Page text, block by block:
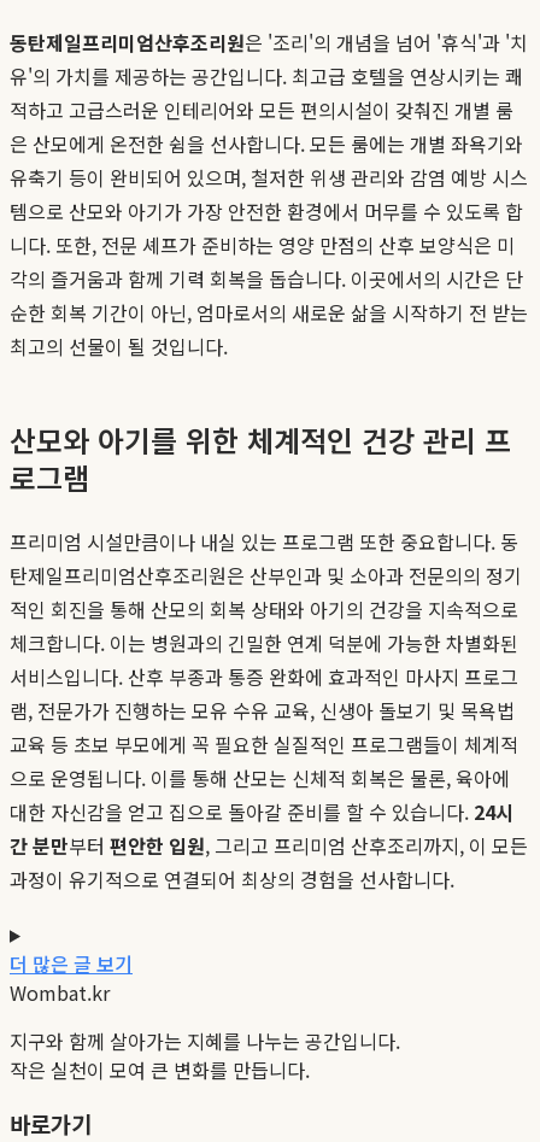
동탄제일프리미엄산후조리원은 '조리'의 개념을 넘어 '휴식'과 '치
유'의 가치를 제공하는 공간입니다. 최고급 호텔을 연상시키는 쾌
적하고 고급스러운 인테리어와 모든 편의시설이 갖춰진 개별 룸
은 산모에게 온전한 쉼을 선사합니다. 모든 룸에는 개별 좌욕기와
유축기 등이 완비되어 있으며, 철저한 위생 관리와 감염 예방 시스
템으로 산모와 아기가 가장 안전한 환경에서 머무를 수 있도록 합
니다. 또한, 전문 셰프가 준비하는 영양 만점의 산후 보양식은 미
각의 즐거움과 함께 기력 회복을 돕습니다. 이곳에서의 시간은 단
순한 회복 기간이 아닌, 엄마로서의 새로운 삶을 시작하기 전 받는
최고의 선물이 될 것입니다.
산모와 아기를 위한 체계적인 건강 관리 프
로그램
프리미엄 시설만큼이나 내실 있는 프로그램 또한 중요합니다. 동
탄제일프리미엄산후조리원은 산부인과 및 소아과 전문의의 정기
적인 회진을 통해 산모의 회복 상태와 아기의 건강을 지속적으로
체크합니다. 이는 병원과의 긴밀한 연계 덕분에 가능한 차별화된
서비스입니다. 산후 부종과 통증 완화에 효과적인 마사지 프로그
램, 전문가가 진행하는 모유 수유 교육, 신생아 돌보기 및 목욕법
교육 등 초보 부모에게 꼭 필요한 실질적인 프로그램들이 체계적
으로 운영됩니다. 이를 통해 산모는 신체적 회복은 물론, 육아에
대한 자신감을 얻고 집으로 돌아갈 준비를 할 수 있습니다. 24시
간 분만부터 편안한 입원, 그리고 프리미엄 산후조리까지, 이 모든
과정이 유기적으로 연결되어 최상의 경험을 선사합니다.
더 많은 글 보기
Wombat.kr
지구와 함께 살아가는 지혜를 나누는 공간입니다.
작은 실천이 모여 큰 변화를 만듭니다.
바로가기